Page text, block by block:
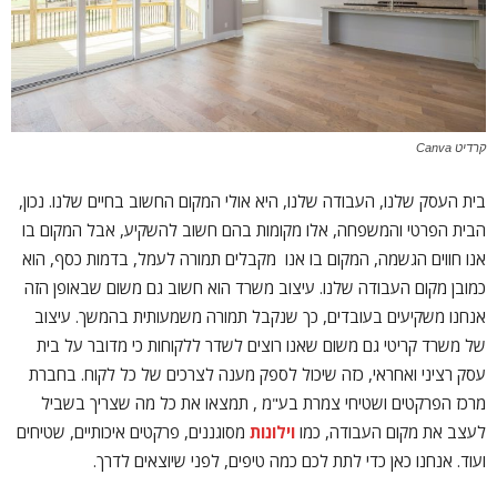
קרדיט Canva
בית העסק שלנו, העבודה שלנו, היא אולי המקום החשוב בחיים שלנו. נכון,
הבית הפרטי והמשפחה, אלו מקומות בהם חשוב להשקיע, אבל המקום בו
אנו חווים הגשמה, המקום בו אנו מקבלים תמורה לעמל, בדמות כסף, הוא
כמובן מקום העבודה שלנו. עיצוב משרד הוא חשוב גם משום שבאופן הזה
אנחנו משקיעים בעובדים, כך שנקבל תמורה משמעותית בהמשך. עיצוב
של משרד קריטי גם משום שאנו רוצים לשדר ללקוחות כי מדובר על בית
עסק רציני ואחראי, כזה שיכול לספק מענה לצרכים של כל לקוח. בחברת
מרכז הפרקטים ושטיחי צמרת בע"מ , תמצאו את כל מה שצריך בשביל
לעצב את מקום העבודה, כמו וילונות מסוגננים, פרקטים איכותיים, שטיחים
ועוד. אנחנו כאן כדי לתת לכם כמה טיפים, לפני שיוצאים לדרך.